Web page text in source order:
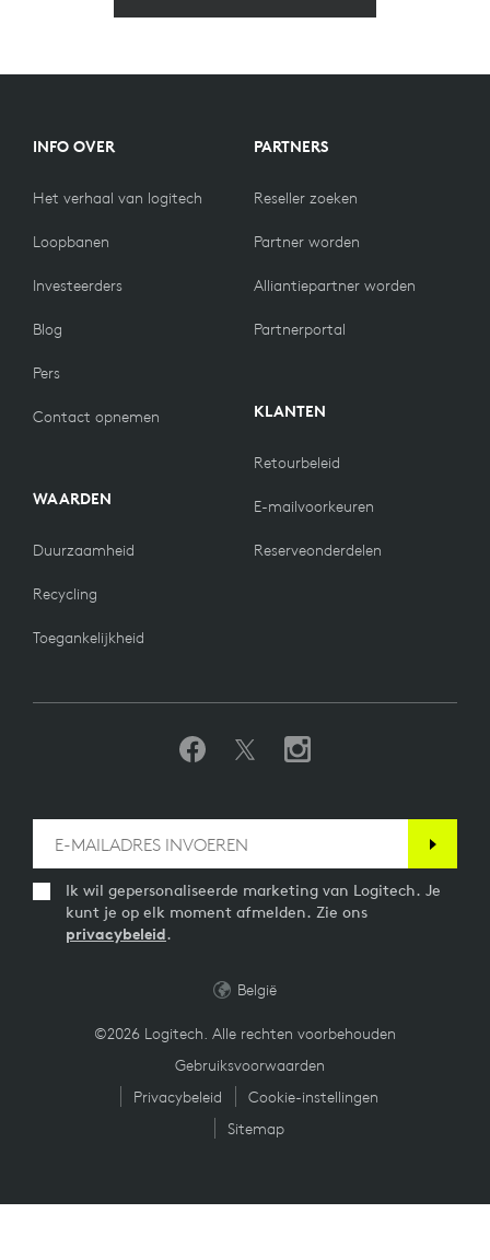
INFO OVER
Het verhaal van logitech
Loopbanen
Investeerders
Blog
Pers
Contact opnemen
WAARDEN
Duurzaamheid
Recycling
Toegankelijkheid
PARTNERS
Reseller zoeken
Partner worden
Alliantiepartner worden
Partnerportal
KLANTEN
Retourbeleid
E-mailvoorkeuren
Reserveonderdelen
Ik wil gepersonaliseerde marketing van Logitech. Je
kunt je op elk moment afmelden. Zie ons
privacybeleid.
©2026 Logitech. Alle rechten voorbehouden
Gebruiksvoorwaarden
Privacybeleid
Cookie-instellingen
Sitemap
België